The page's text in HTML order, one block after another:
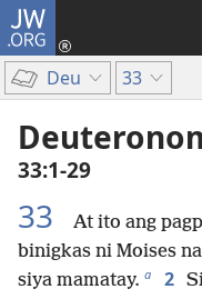
JW.ORG
Deu 33
33:1-29
33
At ito ang
binigkas ni Moises
siya mamatay. a 2